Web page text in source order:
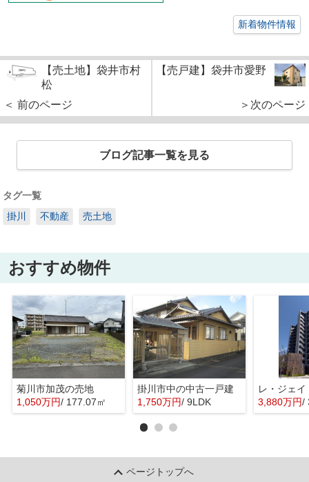
新着物件情報
【売土地】袋井市村
松
＜ 前のページ
【売戸建】袋井市愛野
＞次のページ
ブログ記事一覧を見る
タグ一覧
掛川
不動産 売土地
おすすめ物件
菊川市加茂の売地
1,050万円/ 177.07㎡
掛川市中の中古一戸建
1,750万円/ 9LDK
レ・ジェ
3,880万円/
ページトップへ